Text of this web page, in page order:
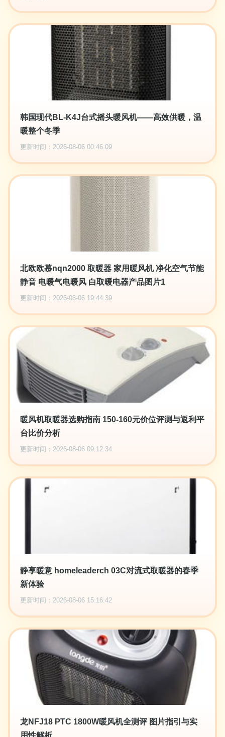
韩国现代BL-K4J台式摇头暖风机——高效供暖，温
暖整个冬季
更新时间：2026-08-06 00:46:09
北欧欧慕nqn2000 取暖器 家用暖风机 净化空气节能
静音 电暖气电暖风 白取暖电器产品图片1
更新时间：2026-08-06 19:44:39
暖风机取暖器选购指南 150-160元价位评测与返利平
台比价分析
更新时间：2026-08-06 09:12:34
静享暖意 homeleaderch 03C对流式取暖器的春季
新体验
更新时间：2026-08-06 15:16:42
龙NFJ18 PTC 1800W暖风机全测评 图片指引与实
用性解析